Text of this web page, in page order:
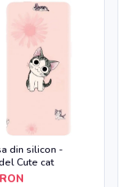
din silicon -
Cute cat
RON